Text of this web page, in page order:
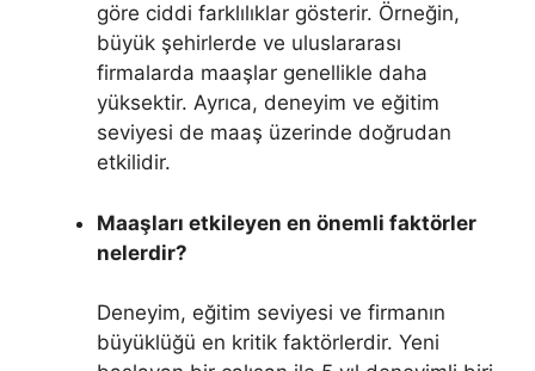
göre ciddi farklılıklar gösterir. Örneğin,
büyük şehirlerde ve uluslararası
firmalarda maaşlar genellikle daha
yüksektir. Ayrıca, deneyim ve eğitim
seviyesi de maaş üzerinde doğrudan
etkilidir.
Maaşları etkileyen en önemli faktörler
nelerdir?
Deneyim, eğitim seviyesi ve firmanın
büyüklüğü en kritik faktörlerdir. Yeni